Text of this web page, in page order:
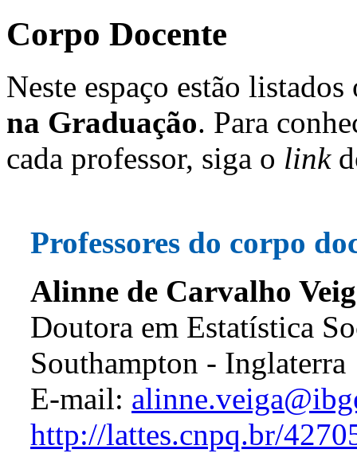
Corpo Docente
Neste espaço estão
na Graduação. Para
cada professor, siga o link
Professores do corpo
Alinne de Carvalho
Doutora em Estatística
Southampton - Inglaterra
E-mail:
http://lattes.cnpq.br/